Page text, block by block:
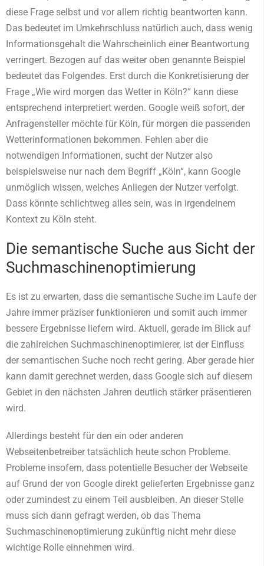
diese Frage selbst und vor allem richtig beantworten kann.
Das bedeutet im Umkehrschluss natürlich auch, dass wenig
Informationsgehalt die Wahrscheinlich einer Beantwortung
verringert. Bezogen auf das weiter oben genannte Beispiel
bedeutet das Folgendes. Erst durch die Konkretisierung der
Frage „Wie wird morgen das Wetter in Köln?“ kann diese
entsprechend interpretiert werden. Google weiß sofort, der
Anfragensteller möchte für Köln, für morgen die passenden
Wetterinformationen bekommen. Fehlen aber die
notwendigen Informationen, sucht der Nutzer also
beispielsweise nur nach dem Begriff „Köln“, kann Google
unmöglich wissen, welches Anliegen der Nutzer verfolgt.
Dass könnte schlichtweg alles sein, was in irgendeinem
Kontext zu Köln steht.
Die semantische Suche aus Sicht der
Suchmaschinenoptimierung
Es ist zu erwarten, dass die semantische Suche im Laufe der
Jahre immer präziser funktionieren und somit auch immer
bessere Ergebnisse liefern wird. Aktuell, gerade im Blick auf
die zahlreichen Suchmaschinenoptimierer, ist der Einfluss
der semantischen Suche noch recht gering. Aber gerade hier
kann damit gerechnet werden, dass Google sich auf diesem
Gebiet in den nächsten Jahren deutlich stärker präsentieren
wird.
Allerdings besteht für den ein oder anderen
Webseitenbetreiber tatsächlich heute schon Probleme.
Probleme insofern, dass potentielle Besucher der Webseite
auf Grund der von Google direkt gelieferten Ergebnisse ganz
oder zumindest zu einem Teil ausbleiben. An dieser Stelle
muss sich dann gefragt werden, ob das Thema
Suchmaschinenoptimierung zukünftig nicht mehr diese
wichtige Rolle einnehmen wird.